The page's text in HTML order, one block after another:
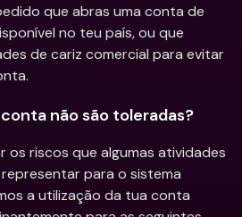
que abras uma conta de
no teu país, ou que
de cariz comercial para evitar
não são toleradas?
os riscos que algumas atividades
para o sistema
a utilização da tua conta